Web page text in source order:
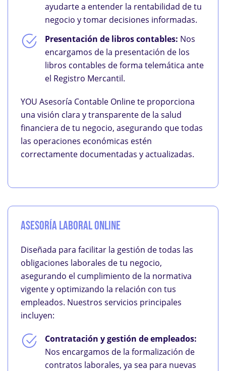
ayudarte a entender la rentabilidad de tu
negocio y tomar decisiones informadas.
Presentación de libros contables: Nos
encargamos de la presentación de los
libros contables de forma telemática ante
el Registro Mercantil.
YOU Asesoría Contable Online te proporciona
una visión clara y transparente de la salud
financiera de tu negocio, asegurando que todas
las operaciones económicas estén
correctamente documentadas y actualizadas.
Asesoría Laboral Online
Diseñada para facilitar la gestión de todas las
obligaciones laborales de tu negocio,
asegurando el cumplimiento de la normativa
vigente y optimizando la relación con tus
empleados. Nuestros servicios principales
incluyen:
Contratación y gestión de empleados:
Nos encargamos de la formalización de
contratos laborales, ya sea para nuevas